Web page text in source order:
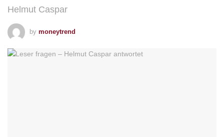
Helmut Caspar
by moneytrend